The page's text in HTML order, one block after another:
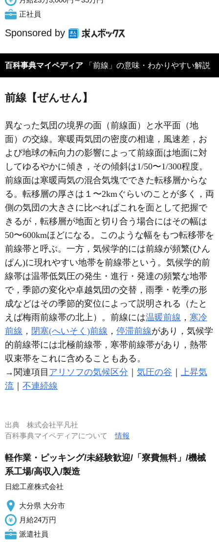
正社員
Sponsored by
百科事典マイペディア 「前線」の意味・わかりやすい解説
前線【ぜんせん】
異なった気団の境界の面（前線面）と水平面（地
面）の交線。寒暖両気団の密度の相違，風速差，お
よび地球の転向力の影響によって前線面は地面に対
してゆるやかに傾き，その傾斜は1/50〜1/300程度。
前線面は寒暖両気の混合気塊でできた転移層からな
る。転移層の厚さは１〜2kmぐらいのことが多く，両
側の気団の大きさに比べればこれを面として把握で
きるが，転移層が地面と切り合う場合にはその幅は
50〜600kmほどになる。このような幅をもつ転移帯を
前線帯と呼ぶ。一方，気候学的には前線が頻繁(ひん
ぱん)に現れやすい地帯を前線帯という。気候学的前
線帯は温帯低気圧の発生・進行・発達の頻繁な地帯
で，季節の変化や卓越気団の交替，雨季・乾季の形
成などはその季節的変位によって説明される（たと
えば梅雨前線帯の北上）。前線には温暖前線 ， 寒冷
前線 ， 閉塞(へいそく)前線 ， 停滞前線があり，気候学
的前線帯には北極前線帯，寒帯前線帯があり，熱帯
収束帯をこれに含めることもある。
→関連項目 アリソフの気候区分 気圧の谷
上昇気
流
不連続線
出典 株式会社平凡社
百科事典マイペディアについて情報
軽作業・ピッキング/未経験歓迎/「寮費無料」/機械
系工場/高収入/製造
日総工産株式会社
大分県 大分市
月給24万円
派遣社員